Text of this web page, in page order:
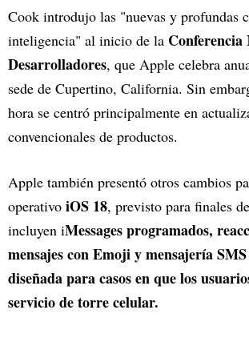
Cook introdujo las "nuevas y profundas
inteligencia" al inicio de la
Desarrolladores, que Apple celebra
sede de Cupertino, California. Sin
hora se centró principalmente en
convencionales de productos.
Apple también presentó otros cambios
operativo iOS 18, previsto para finales
incluyen iMessages programados,
mensajes con Emoji y mensajería
diseñada para casos en que los
servicio de torre celular.